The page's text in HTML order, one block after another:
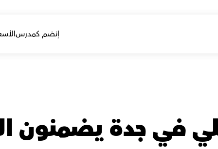
إنضم كمدرس